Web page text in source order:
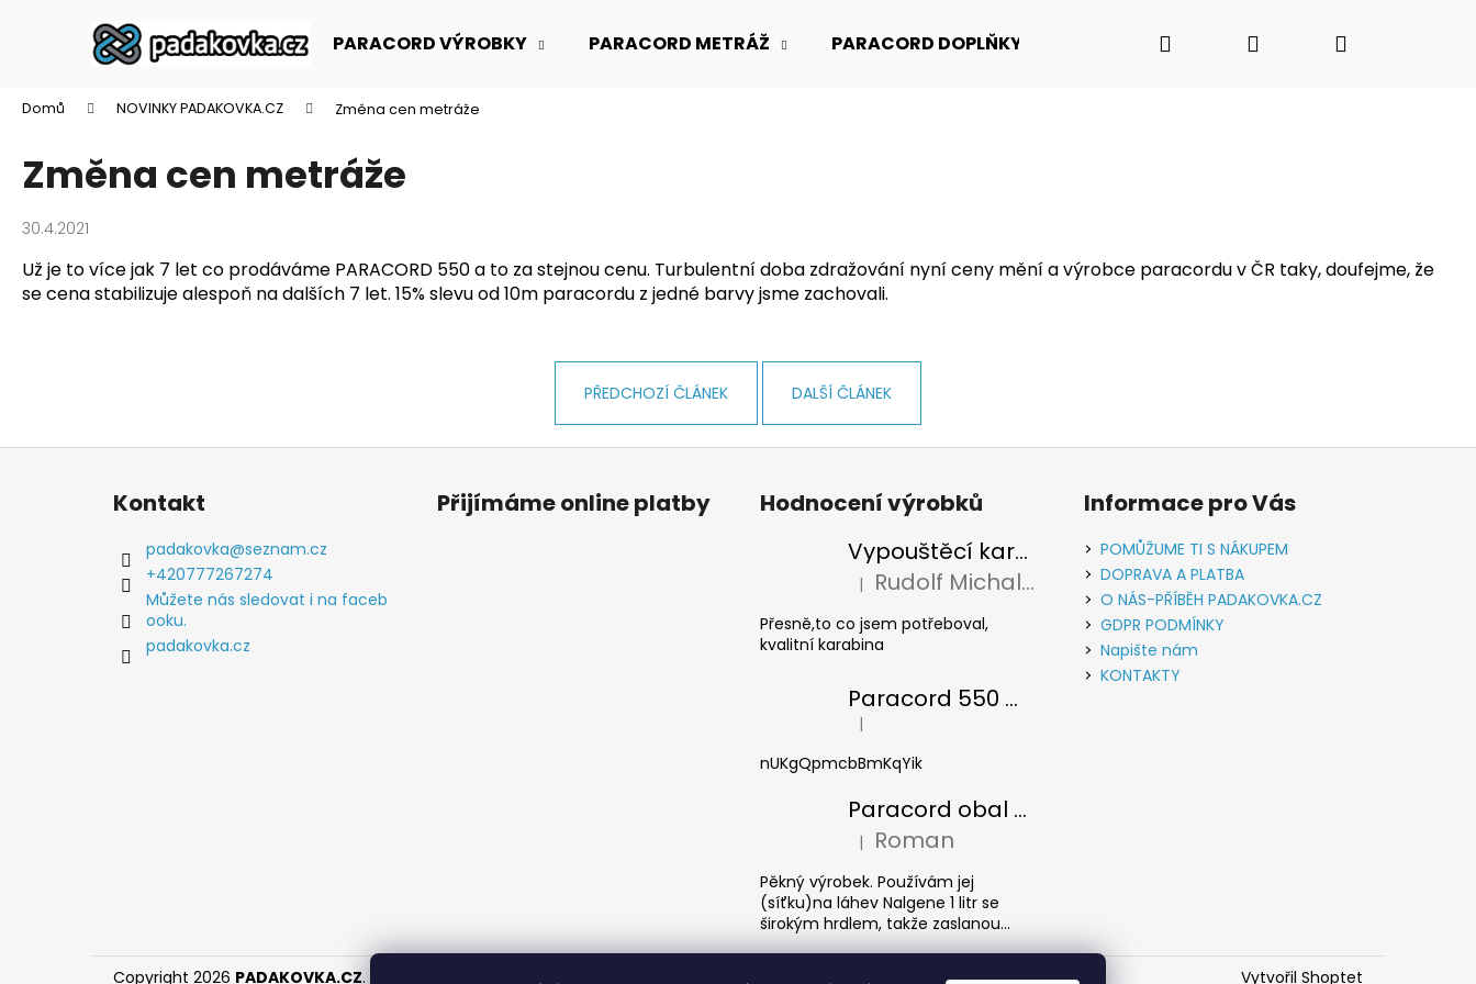
PARACORD VÝROBKY PARACORD METRÁŽ PARACORD DOPLŇKY O NÁS - PŘÍBĚH PADAKOVKA.CZ
Hledat PřihlášeníNákupní
Domů NOVINKY PADAKOVKA.CZ Změna cen metráže
Změna cen metráže
30.4.2021
Už je to více jak 7 let co prodáváme PARACORD 550 a to za stejnou cenu. Turbulentní doba zdražování nyní ceny mění a výrobce paracordu v ČR taky, doufejme, že
se cena stabilizuje alespoň na dalších 7 let. 15% slevu od 10m paracordu z jedné barvy jsme zachovali.
PŘEDCHOZÍ ČLÁNEK DALŠÍ ČLÁNEK
Zpět
obchodu
Zpět
obchodu
Doporučujeme
Z
Kontakt
padakovka@seznam.cz
+420777267274
Můžete nás sledovat i na faceb
ooku.
padakovka.cz
Přijímáme online platby
Hodnocení výrobků
Vypouštěcí karabina kovová stříbrná
Hodnocení produktu je 5 z 5 hvězdiček.
| Rudolf Michalec
Přesně,to co jsem potřeboval,
kvalitní karabina
Paracord 550 metráž Světle zelená
Hodnocení produktu je 5 z 5 hvězdiček.
|
nUKgQpmcbBmKqYik
Paracord obal na láhev
Hodnocení produktu je 5 z 5 hvězdiček.
| Roman
Pěkný výrobek. Používám jej
(síťku)na láhev Nalgene 1 litr se
širokým hrdlem, takže zaslanou...
Informace pro Vás
POMŮŽUME TI S NÁKUPEM
DOPRAVA A PLATBA
O NÁS-PŘÍBĚH PADAKOVKA.CZ
GDPR PODMÍNKY
Napište nám
KONTAKTY
Vytvořil Shoptet
Copyright 2026 PADAKOVKA.CZ. Všechna práva vyhrazena.